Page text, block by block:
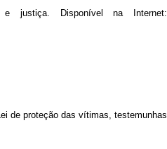
justiça. Disponível na Internet:
de proteção das vítimas, testemunhas